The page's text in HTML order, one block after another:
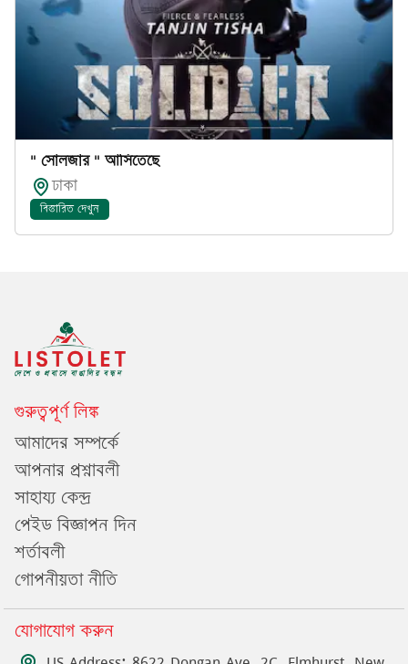
" সোলজার " আসিতেছে
ঢাকা
বিস্তারিত দেখুন
গুরুত্বপূর্ণ লিঙ্ক
আমাদের সম্পর্কে
আপনার প্রশ্নাবলী
সাহায্য কেন্দ্র
পেইড বিজ্ঞাপন দিন
শর্তাবলী
গোপনীয়তা নীতি
যোগাযোগ করুন